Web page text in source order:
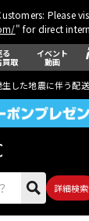
Please
" for direct
る
買取
イベント
動画
生した地震に伴う配
詳細検索